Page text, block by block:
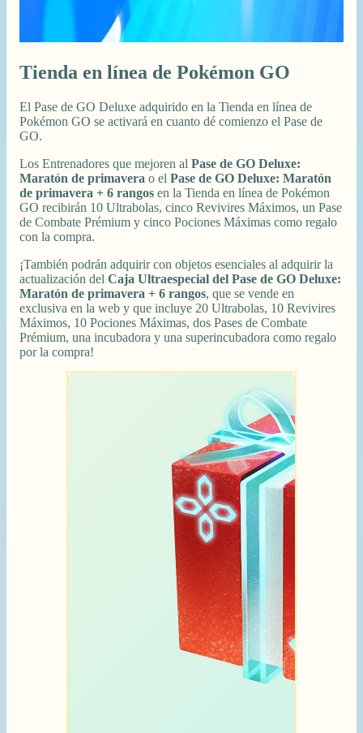
Tienda en línea de Pokémon GO
El Pase de GO Deluxe adquirido en la Tienda en línea de
Pokémon GO se activará en cuanto dé comienzo el Pase de
GO.
Los Entrenadores que mejoren al Pase de GO Deluxe:
Maratón de primavera o el Pase de GO Deluxe: Maratón
de primavera + 6 rangos en la Tienda en línea de Pokémon
GO recibirán 10 Ultrabolas, cinco Revivires Máximos, un Pase
de Combate Prémium y cinco Pociones Máximas como regalo
con la compra.
¡También podrán adquirir con objetos esenciales al adquirir la
actualización del Caja Ultraespecial del Pase de GO Deluxe:
Maratón de primavera + 6 rangos, que se vende en
exclusiva en la web y que incluye 20 Ultrabolas, 10 Revivires
Máximos, 10 Pociones Máximas, dos Pases de Combate
Prémium, una incubadora y una superincubadora como regalo
por la compra!